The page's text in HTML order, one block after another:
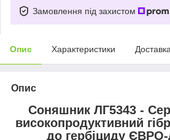
Замовлення під захистом
Опис Характеристики Доставка
Опис
Соняшник ЛГ5343 -
високопродуктивний
до гербіциду